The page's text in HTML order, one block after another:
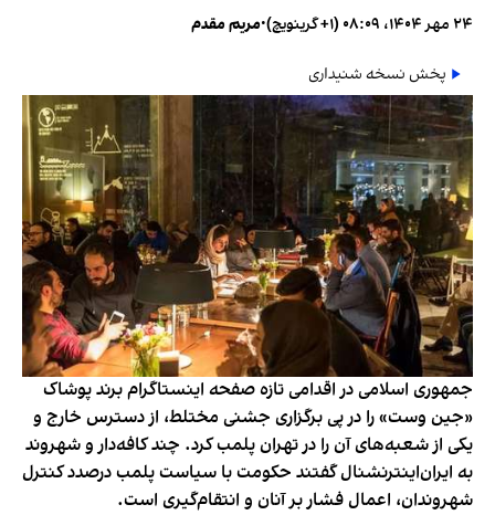
۲۴ مهر ۱۴۰۴، ۰۸:۰۹ (‎+۱ گرینویچ) •مریم مقدم
پخش نسخه شنیداری
جمهوری اسلامی در اقدامی تازه صفحه اینستاگرام برند پوشاک
«جین وست» را در پی برگزاری جشنی مختلط، از دسترس خارج و
یکی از شعبه‌های آن را در تهران پلمب کرد. چند کافه‌‌دار و شهروند
به ایران‌اینترنشنال گفتند حکومت با سیاست پلمب درصدد کنترل
شهروندان، اعمال فشار بر آنان و انتقام‌گیری است.